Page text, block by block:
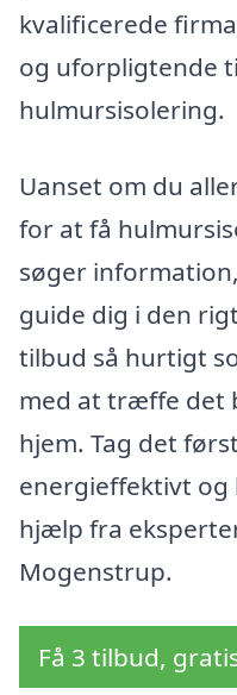
kvalificerede
og uforpligtende
hulmursisolering.
Uanset om du
for at få
søger
guide dig i den
tilbud så hurtigt
med at træffe det
hjem. Tag det
energieffektivt og
hjælp fra
Mogenstrup.
Få 3 tilbud,